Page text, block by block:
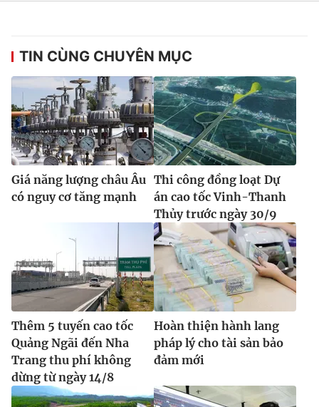
TIN CÙNG CHUYÊN MỤC
Giá năng lượng châu Âu
có nguy cơ tăng mạnh
Thi công đồng loạt Dự
án cao tốc Vinh-Thanh
Thủy trước ngày 30/9
Thêm 5 tuyến cao tốc
Quảng Ngãi đến Nha
Trang thu phí không
dừng từ ngày 14/8
Hoàn thiện hành lang
pháp lý cho tài sản bảo
đảm mới